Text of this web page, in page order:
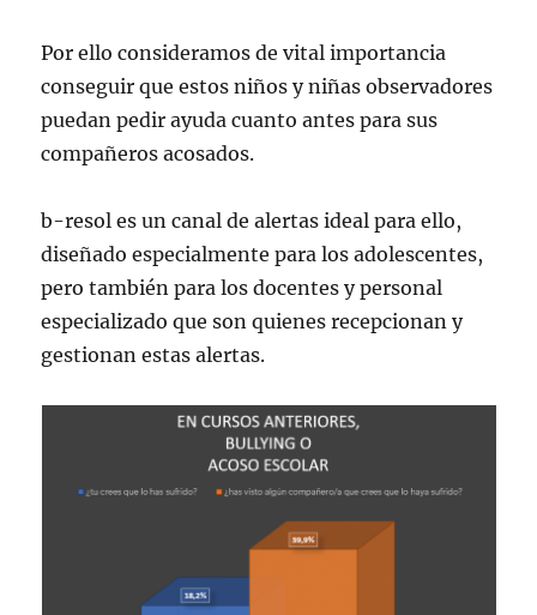
Por ello consideramos de vital importancia
conseguir que estos niños y niñas observadores
puedan pedir ayuda cuanto antes para sus
compañeros acosados.
b-resol es un canal de alertas ideal para ello,
diseñado especialmente para los adolescentes,
pero también para los docentes y personal
especializado que son quienes recepcionan y
gestionan estas alertas.